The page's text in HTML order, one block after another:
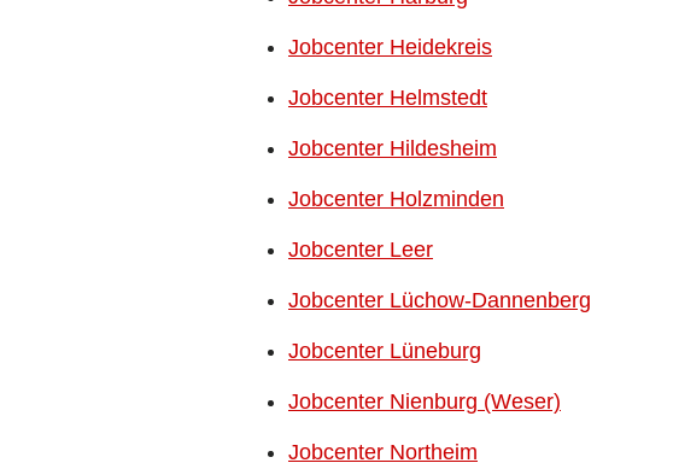
Jobcenter Heidekreis
Jobcenter Helmstedt
Jobcenter Hildesheim
Jobcenter Holzminden
Jobcenter Leer
Jobcenter Lüchow-Dannenberg
Jobcenter Lüneburg
Jobcenter Nienburg (Weser)
Jobcenter Northeim